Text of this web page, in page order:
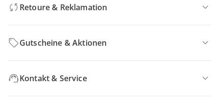
Retoure & Reklamation
Gutscheine & Aktionen
Kontakt & Service